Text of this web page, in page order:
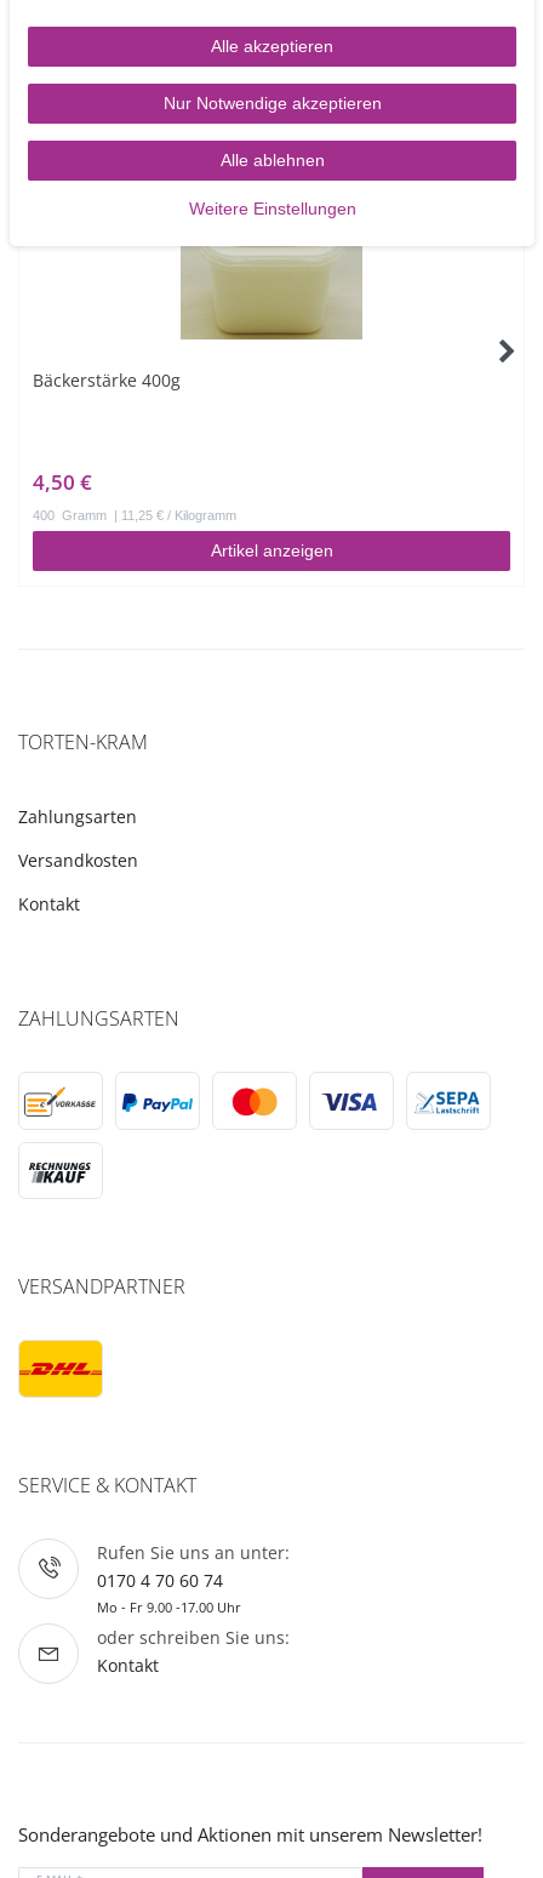
Ähnliche Artikel
Bäckerstärke 400g
4,50 €
400 Gramm | 11,25 € / Kilogramm
Artikel anzeigen
TORTEN-KRAM
Zahlungsarten
Versandkosten
Kontakt
ZAHLUNGSARTEN
VERSANDPARTNER
SERVICE & KONTAKT
Rufen Sie uns an unter:
0170 4 70 60 74
Mo - Fr 9.00 -17.00 Uhr
oder schreiben Sie uns:
Kontakt
Sonderangebote und Aktionen mit unserem Newsletter!
Alle akzeptieren
Nur Notwendige akzeptieren
Alle ablehnen
Weitere Einstellungen